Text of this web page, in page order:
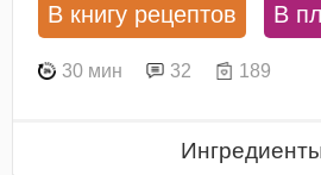
В книгу рецептов В
30 мин 32 189